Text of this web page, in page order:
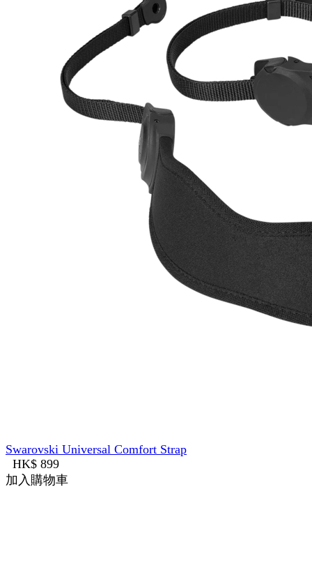
Swarovski Universal Comfort Strap
HK$ 899
加入購物車